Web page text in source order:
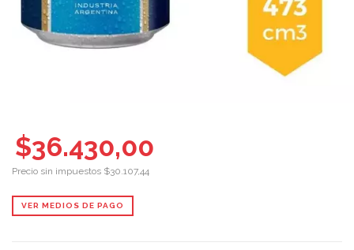
$36.430,00
Precio sin impuestos $30.107,44
VER MEDIOS DE PAGO